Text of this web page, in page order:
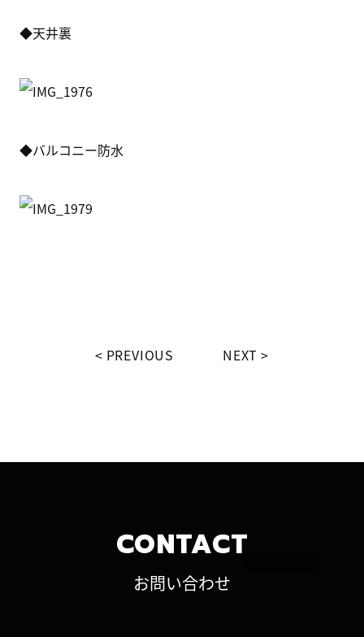
◆天井裏
◆バルコニー防水
PREVIOUS NEXT
CONTACT
お問い合わせ